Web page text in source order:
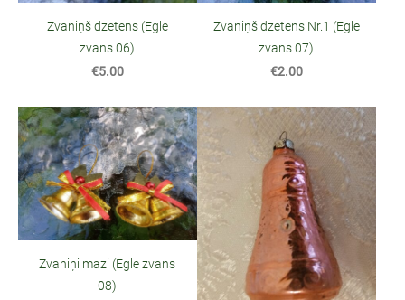
Zvaniņš dzetens (Egle
zvans 06)
€5.00
Zvaniņš dzetens Nr.1 (Egle
zvans 07)
€2.00
Zvaniņi mazi (Egle zvans
08)